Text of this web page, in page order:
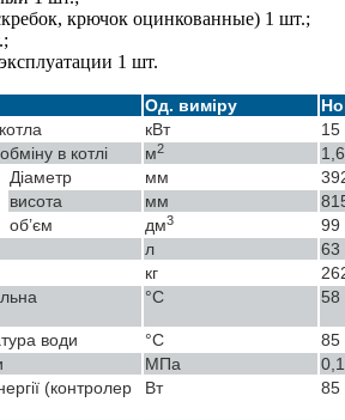
крючок оцинкованные) 1 шт.;
1 шт.
Од. виміру
кВт
15
в котлі
м2
1,6
Діаметр мм
висота
мм
об’єм
дм3
99
л
63
кг
°C 58
води °C
85
МПа
(контролер
Вт 85